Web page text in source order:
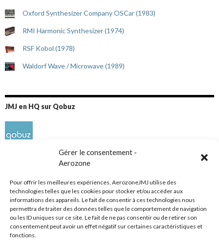
Gérer le consentement -
Aerozone
Pour offrir les meilleures expériences, AerozoneJMJ utilise des
technologies telles que les cookies pour stocker et/ou accéder aux
informations des appareils. Le fait de consentir à ces technologies nous
permettra de traiter des données telles que le comportement de navigation
ou les ID uniques sur ce site. Le fait de ne pas consentir ou de retirer son
consentement peut avoir un effet négatif sur certaines caractéristiques et
fonctions.
Oxford Synthesizer Company OSCar (1983)
RMI Harmonic Synthesizer (1974)
RSF Kobol (1978)
Waldorf Wave / Microwave (1989)
JMJ en HQ sur Qobuz
Réseaux sociaux